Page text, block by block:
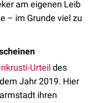
am eigenen Leib
– im Grunde viel zu
Urteil des
Jahr 2019. Hier
ihren